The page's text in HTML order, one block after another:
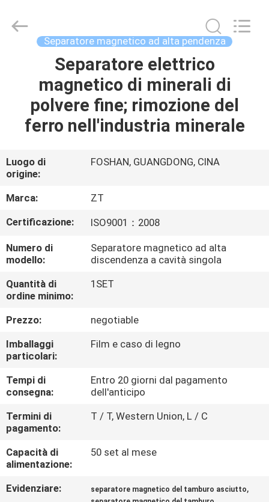
PRODOTTI
NOI
GIRO
DELLA
FABBRICA
CONTROLLO
DI
QUALITÀ
CONTATTICI
NOTIZIE
E
CONOSCENZE
Machinery
Separatore magnetico ad alta pendenza
Separatore elettrico
magnetico di minerali di
polvere fine; rimozione del
ferro nell'industria minerale
Luogo di
origine:
FOSHAN, GUANGDONG, CINA
Marca:
ZT
Certificazione:
ISO9001：2008
Numero di
modello:
Separatore magnetico ad alta
discendenza a cavità singola
Quantità di
ordine minimo:
1SET
Prezzo:
negotiable
Imballaggi
particolari:
Film e caso di legno
Tempi di
consegna:
Entro 20 giorni dal pagamento
dell'anticipo
Termini di
pagamento:
T / T, Western Union, L / C
Capacità di
alimentazione:
50 set al mese
Evidenziare: separatore magnetico del tamburo asciutto,